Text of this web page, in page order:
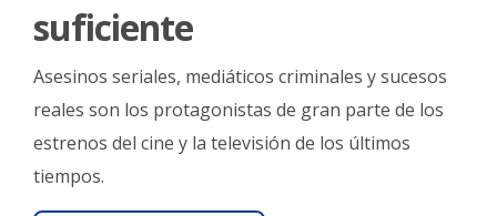
Mundo
La
Zona
Cultura
suficiente
Asesinos seriales, mediáticos criminales y sucesos
reales son los protagonistas de gran parte de los
estrenos del cine y la televisión de los últimos
tiempos.